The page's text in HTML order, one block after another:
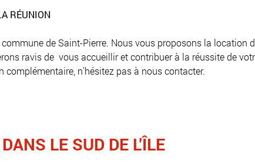
RÉUNION
de Saint-Pierre. Nous vous proposons la location
ravis de  vous accueillir et contribuer à la réussite de
n'hésitez pas à nous contacter.
LE SUD DE L'ÎLE